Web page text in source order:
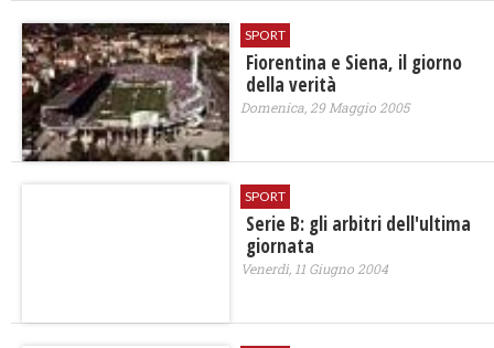
SPORT
Fiorentina e Siena, il giorno
della verità
Domenica, 29 Maggio 2005
SPORT
Serie B: gli arbitri dell'ultima
giornata
Venerdì, 11 Giugno 2004